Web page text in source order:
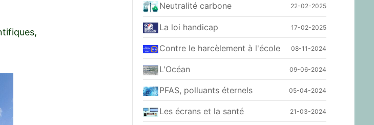
Neutralité carbone 22-02-2025
La loi handicap 17-02-2025
Contre le harcèlement à l'école 08-11-2024
L'Océan 09-06-2024
PFAS, polluants éternels 05-04-2024
Les écrans et la santé 21-03-2024